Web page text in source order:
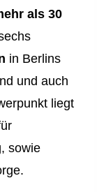
als 30
in Berlins
und auch
liegt
sowie